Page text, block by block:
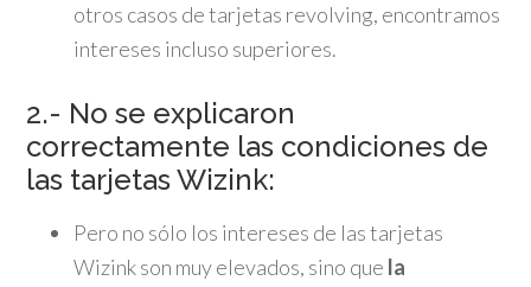
otros casos de tarjetas revolving, encontramos
intereses incluso superiores.
2.- No se explicaron
correctamente las condiciones de
las tarjetas Wizink:
Pero no sólo los intereses de las tarjetas
Wizink son muy elevados, sino que la